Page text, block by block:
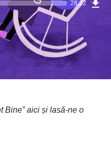
28:22
Bine” aici și lasă-ne o